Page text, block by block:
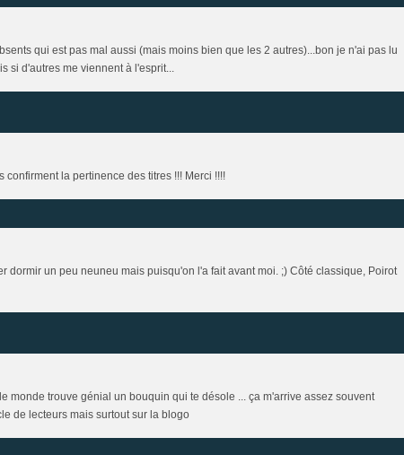
qui est pas mal aussi (mais moins bien que les 2 autres)...bon je n'ai pas lu
si d'autres me viennent à l'esprit...
la pertinence des titres !!! Merci !!!!
dormir un peu neuneu mais puisqu'on l'a fait avant moi. ;) Côté classique, Poirot
monde trouve génial un bouquin qui te désole ... ça m'arrive assez souvent
de lecteurs mais surtout sur la blogo